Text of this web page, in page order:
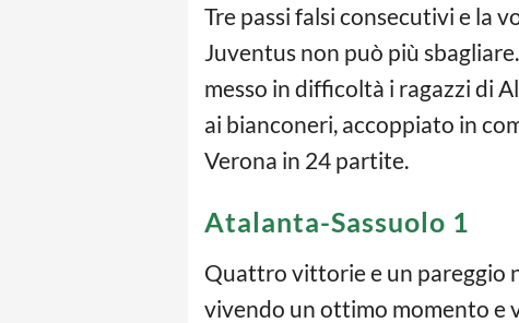
Tre passi falsi consecutivi e la
Juventus non può più
messo in difficoltà i ragazzi di
ai bianconeri, accoppiato in
Verona in 24 partite.
Atalanta-Sassuolo 1
Quattro vittorie e un pareggio
vivendo un ottimo momento e